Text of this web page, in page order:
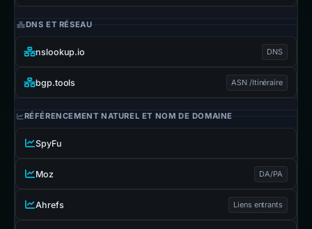
DNS ET RÉSEAU
nslookup.io DNS
bgp.tools ASN /Itinéraire
RÉFÉRENCEMENT NATUREL ET NOM DE DOMAINE
SpyFu
Moz DA/PA
Ahrefs Liens entrants